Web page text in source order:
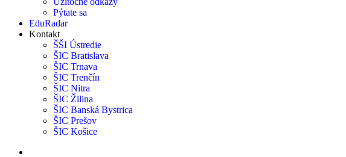
Pýtate sa
EduRadar
Kontakt
ŠŠI Ústredie
ŠIC Bratislava
ŠIC Trnava
ŠIC Trenčín
ŠIC Nitra
ŠIC Žilina
ŠIC Banská Bystrica
ŠIC Prešov
ŠIC Košice